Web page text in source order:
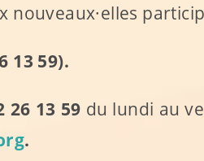
13 59).
26 13 59 du lundi au
.